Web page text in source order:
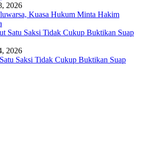
2026
Kuasa Hukum Minta Hakim
2026
Saksi Tidak Cukup Buktikan Suap